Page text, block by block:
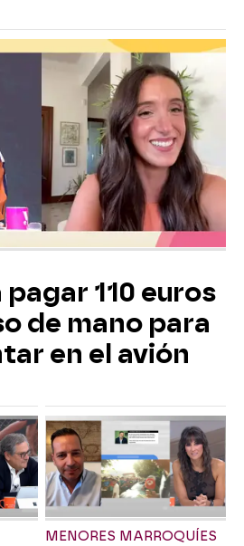
110 euros
de mano para
en el avión
MENORES MARROQUÍES